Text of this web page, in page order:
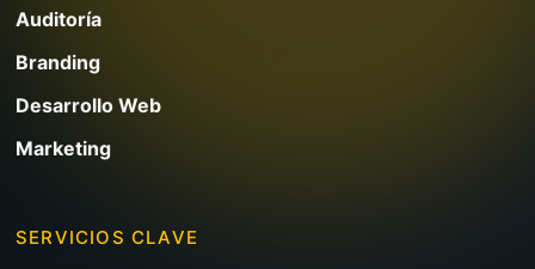
Auditoría
Branding
Desarrollo Web
Marketing
SERVICIOS CLAVE